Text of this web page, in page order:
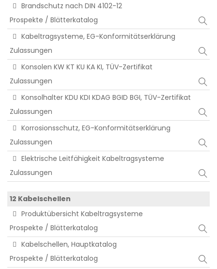
Brandschutz nach DIN 4102-12
Prospekte / Blätterkatalog
Kabeltragsysteme, EG-Konformitätserklärung
Zulassungen
Konsolen KW KT KU KA KI, TÜV-Zertifikat
Zulassungen
Konsolhalter KDU KDI KDAG BGID BGI, TÜV-Zertifikat
Zulassungen
Korrosionsschutz, EG-Konformitätserklärung
Zulassungen
Elektrische Leitfähigkeit Kabeltragsysteme
Zulassungen
12 Kabelschellen
Produktübersicht Kabeltragsysteme
Prospekte / Blätterkatalog
Kabelschellen, Hauptkatalog
Prospekte / Blätterkatalog